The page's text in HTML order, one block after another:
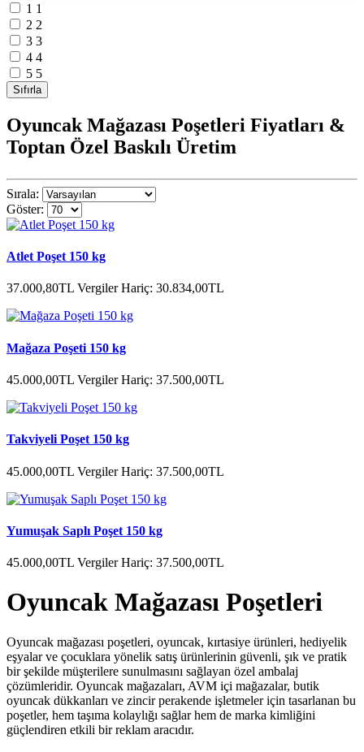
1 1
2 2
3 3
4 4
5 5
Oyuncak Mağazası Poşetleri Fiyatları &
Toptan Özel Baskılı Üretim
Sırala:
Göster:
Atlet Poşet 150 kg
37.000,80TL Vergiler Hariç: 30.834,00TL
Mağaza Poşeti 150 kg
45.000,00TL Vergiler Hariç: 37.500,00TL
Takviyeli Poşet 150 kg
45.000,00TL Vergiler Hariç: 37.500,00TL
Yumuşak Saplı Poşet 150 kg
45.000,00TL Vergiler Hariç: 37.500,00TL
Oyuncak Mağazası Poşetleri
Oyuncak mağazası poşetleri, oyuncak, kırtasiye ürünleri, hediyelik
eşyalar ve çocuklara yönelik satış ürünlerinin güvenli, şık ve pratik
bir şekilde müşterilere sunulmasını sağlayan özel ambalaj
çözümleridir. Oyuncak mağazaları, AVM içi mağazalar, butik
oyuncak dükkanları ve zincir perakende işletmeler için tasarlanan bu
poşetler, hem taşıma kolaylığı sağlar hem de marka kimliğini
güçlendiren etkili bir reklam aracıdır.